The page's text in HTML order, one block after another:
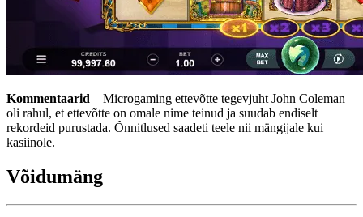
Kommentaarid – Microgaming ettevõtte tegevjuht John Coleman
oli rahul, et ettevõtte on omale nime teinud ja suudab endiselt
rekordeid purustada. Õnnitlused saadeti teele nii mängijale kui
kasiinole.
Võidumäng